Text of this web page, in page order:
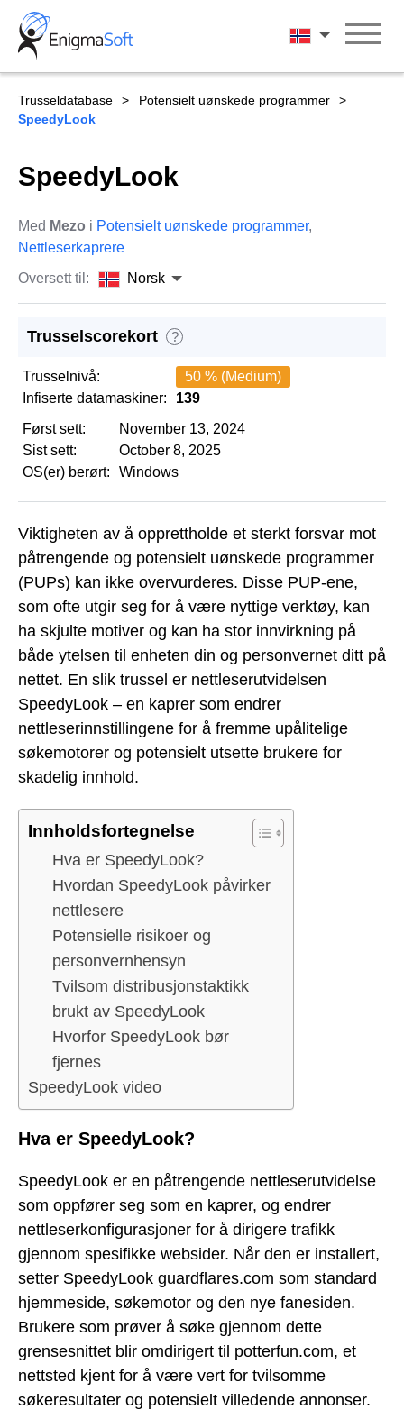
Skip
content
Norsk
Trusseldatabase
Potensielt uønskede programmer
SpeedyLook
SpeedyLook
Med Mezo i Potensielt uønskede programmer,
Nettleserkaprere
Oversett til:
Norsk
Trusselscorekort ?
Trusselnivå:
50 % (Medium)
Infiserte datamaskiner:
139
Først sett:
November 13, 2024
Sist sett:
October 8, 2025
OS(er) berørt:
Windows
Viktigheten av å opprettholde et sterkt forsvar mot
påtrengende og potensielt uønskede programmer
(PUPs) kan ikke overvurderes. Disse PUP-ene,
som ofte utgir seg for å være nyttige verktøy, kan
ha skjulte motiver og kan ha stor innvirkning på
både ytelsen til enheten din og personvernet ditt på
nettet. En slik trussel er nettleserutvidelsen
SpeedyLook – en kaprer som endrer
nettleserinnstillingene for å fremme upålitelige
søkemotorer og potensielt utsette brukere for
skadelig innhold.
Innholdsfortegnelse
Hva er SpeedyLook?
Hvordan SpeedyLook påvirker
nettlesere
Potensielle risikoer og
personvernhensyn
Tvilsom distribusjonstaktikk
brukt av SpeedyLook
Hvorfor SpeedyLook bør
fjernes
SpeedyLook video
Hva er SpeedyLook?
SpeedyLook er en påtrengende nettleserutvidelse
som oppfører seg som en kaprer, og endrer
nettleserkonfigurasjoner for å dirigere trafikk
gjennom spesifikke websider. Når den er installert,
setter SpeedyLook guardflares.com som standard
hjemmeside, søkemotor og den nye fanesiden.
Brukere som prøver å søke gjennom dette
grensesnittet blir omdirigert til potterfun.com, et
nettsted kjent for å være vert for tvilsomme
søkeresultater og potensielt villedende annonser.